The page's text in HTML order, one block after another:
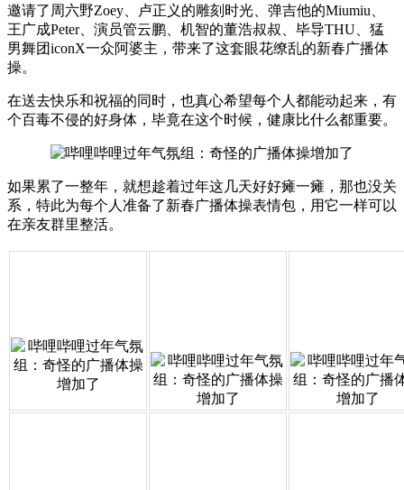
邀请了周六野Zoey、卢正义的雕刻时光、弹吉他的Miumiu、
王广成Peter、演员管云鹏、机智的董浩叔叔、毕导THU、猛
男舞团iconX一众阿婆主，带来了这套眼花缭乱的新春广播体
操。
在送去快乐和祝福的同时，也真心希望每个人都能动起来，有
个百毒不侵的好身体，毕竟在这个时候，健康比什么都重要。
如果累了一整年，就想趁着过年这几天好好瘫一瘫，那也没关
系，特此为每个人准备了新春广播体操表情包，用它一样可以
在亲友群里整活。